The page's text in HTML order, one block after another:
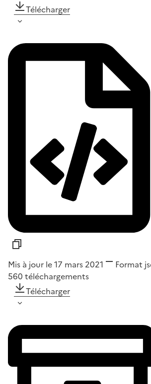
Télécharger
Mis à jour le 17 mars 2021 Format
560 téléchargements
Télécharger